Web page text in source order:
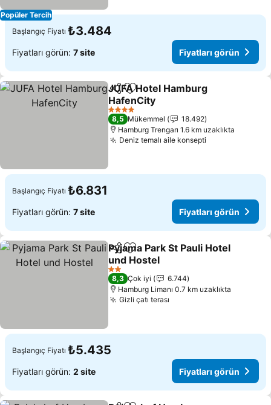
Popüler Tercih
Başlangıç Fiyatı ₺3.484
Fiyatları görün: 7 site Fiyatları görün
PaylaşFavorilerime ekle
JUFA Hotel Hamburg
HafenCity
4 Yıldız
8,5 Mükemmel
18.492
Hamburg Trengarı 1.6 km uzaklıkta
Deniz temalı aile konsepti
Başlangıç Fiyatı ₺6.831
Fiyatları görün: 7 site Fiyatları görün
PaylaşFavorilerime ekle
Pyjama Park St Pauli Hotel
und Hostel
2 Yıldız
8,3 Çok iyi
6.744
Hamburg Limanı 0.7 km uzaklıkta
Gizli çatı terası
Başlangıç Fiyatı ₺5.435
Fiyatları görün: 2 site Fiyatları görün